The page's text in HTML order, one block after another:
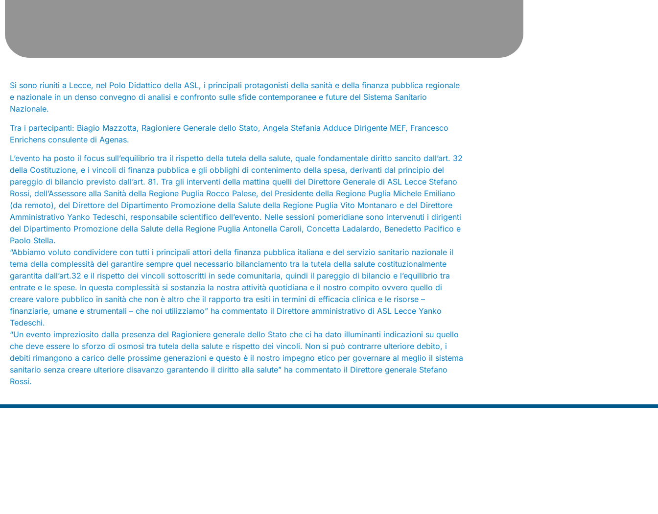
Si sono riuniti a Lecce, nel Polo Didattico della ASL, i principali protagonisti della sanità e della finanza pubblica regionale
e nazionale in un denso convegno di analisi e confronto sulle sfide contemporanee e future del Sistema Sanitario
Nazionale.
Tra i partecipanti: Biagio Mazzotta, Ragioniere Generale dello Stato, Angela Stefania Adduce Dirigente MEF, Francesco
Enrichens consulente di Agenas.
L’evento ha posto il focus sull’equilibrio tra il rispetto della tutela della salute, quale fondamentale diritto sancito dall’art. 32
della Costituzione, e i vincoli di finanza pubblica e gli obblighi di contenimento della spesa, derivanti dal principio del
pareggio di bilancio previsto dall’art. 81. Tra gli interventi della mattina quelli del Direttore Generale di ASL Lecce Stefano
Rossi, dell’Assessore alla Sanità della Regione Puglia Rocco Palese, del Presidente della Regione Puglia Michele Emiliano
(da remoto), del Direttore del Dipartimento Promozione della Salute della Regione Puglia Vito Montanaro e del Direttore
Amministrativo Yanko Tedeschi, responsabile scientifico dell’evento. Nelle sessioni pomeridiane sono intervenuti i dirigenti
del Dipartimento Promozione della Salute della Regione Puglia Antonella Caroli, Concetta Ladalardo, Benedetto Pacifico e
Paolo Stella.
“Abbiamo voluto condividere con tutti i principali attori della finanza pubblica italiana e del servizio sanitario nazionale il
tema della complessità del garantire sempre quel necessario bilanciamento tra la tutela della salute costituzionalmente
garantita dall’art.32 e il rispetto dei vincoli sottoscritti in sede comunitaria, quindi il pareggio di bilancio e l’equilibrio tra
entrate e le spese. In questa complessità si sostanzia la nostra attività quotidiana e il nostro compito ovvero quello di
creare valore pubblico in sanità che non è altro che il rapporto tra esiti in termini di efficacia clinica e le risorse –
finanziarie, umane e strumentali – che noi utilizziamo” ha commentato il Direttore amministrativo di ASL Lecce Yanko
Tedeschi.
“Un evento impreziosito dalla presenza del Ragioniere generale dello Stato che ci ha dato illuminanti indicazioni su quello
che deve essere lo sforzo di osmosi tra tutela della salute e rispetto dei vincoli. Non si può contrarre ulteriore debito, i
debiti rimangono a carico delle prossime generazioni e questo è il nostro impegno etico per governare al meglio il sistema
sanitario senza creare ulteriore disavanzo garantendo il diritto alla salute” ha commentato il Direttore generale Stefano
Rossi.